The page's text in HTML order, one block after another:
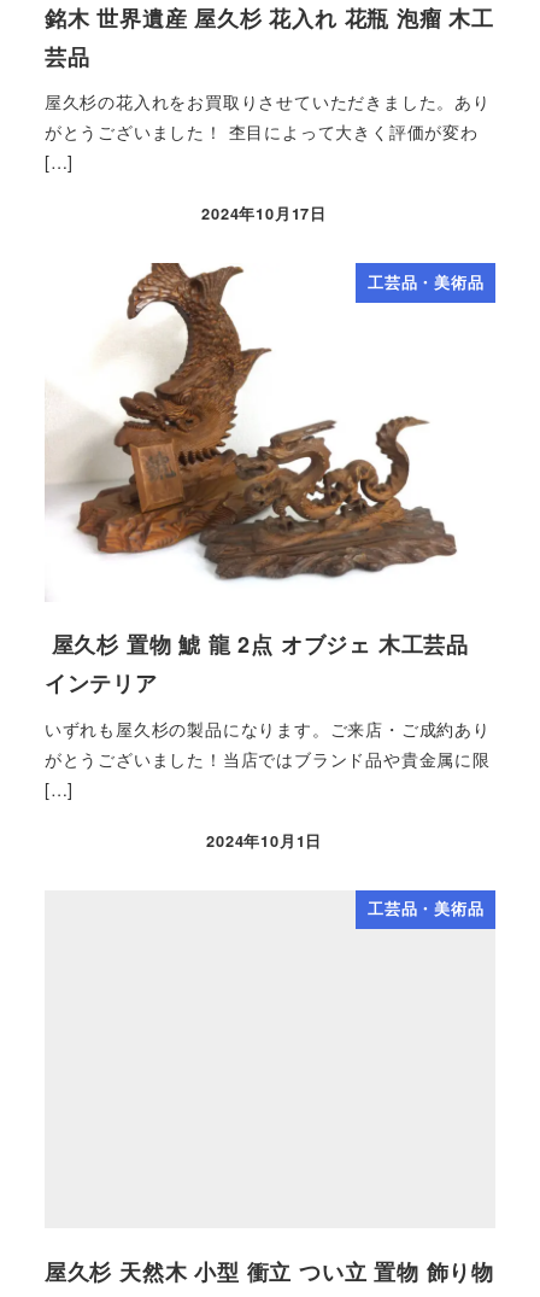
銘木 世界遺産 屋久杉 花入れ 花瓶 泡瘤 木工
芸品
屋久杉の花入れをお買取りさせていただきました。あり
がとうございました！ 杢目によって大きく評価が変わ
[…]
2024年10月17日
工芸品・美術品
屋久杉 置物 鯱 龍 2点 オブジェ 木工芸品
インテリア
いずれも屋久杉の製品になります。ご来店・ご成約あり
がとうございました！当店ではブランド品や貴金属に限
[…]
2024年10月1日
工芸品・美術品
屋久杉 天然木 小型 衝立 つい立 置物 飾り物